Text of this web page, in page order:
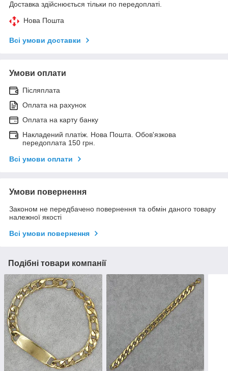
Доставка здійснюється тільки по передоплаті.
Нова Пошта
Всі умови доставки
Умови оплати
Післяплата
Оплата на рахунок
Оплата на карту банку
Накладений платіж. Нова Пошта. Обов'язкова
передоплата 150 грн.
Всі умови оплати
Умови повернення
Законом не передбачено повернення та обмін даного товару
належної якості
Всі умови повернення
Подібні товари компанії